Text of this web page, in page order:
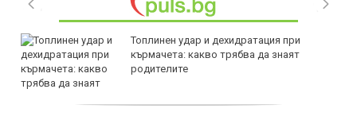
Топлинен удар и дехидратация при
кърмачета: какво трябва да знаят
родителите